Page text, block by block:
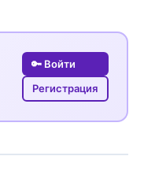
🔑 Войти
Регистрация